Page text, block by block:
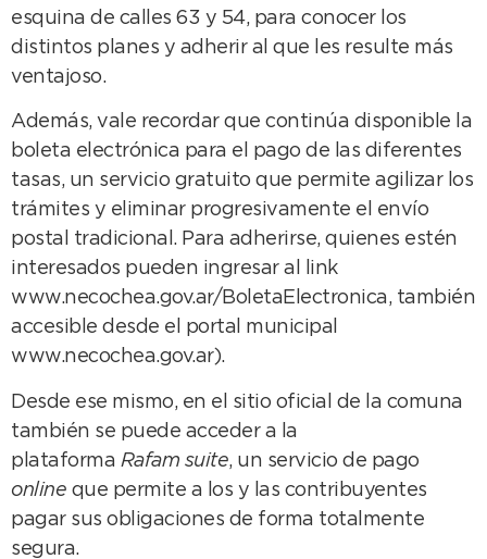
esquina de calles 63 y 54, para conocer los
distintos planes y adherir al que les resulte más
ventajoso.
Además, vale recordar que continúa disponible la
boleta electrónica para el pago de las diferentes
tasas, un servicio gratuito que permite agilizar los
trámites y eliminar progresivamente el envío
postal tradicional. Para adherirse, quienes estén
interesados pueden ingresar al link
www.necochea.gov.ar/BoletaElectronica, también
accesible desde el portal municipal
www.necochea.gov.ar).
Desde ese mismo, en el sitio oficial de la comuna
también se puede acceder a la
plataforma Rafam suite, un servicio de pago
online que permite a los y las contribuyentes
pagar sus obligaciones de forma totalmente
segura.